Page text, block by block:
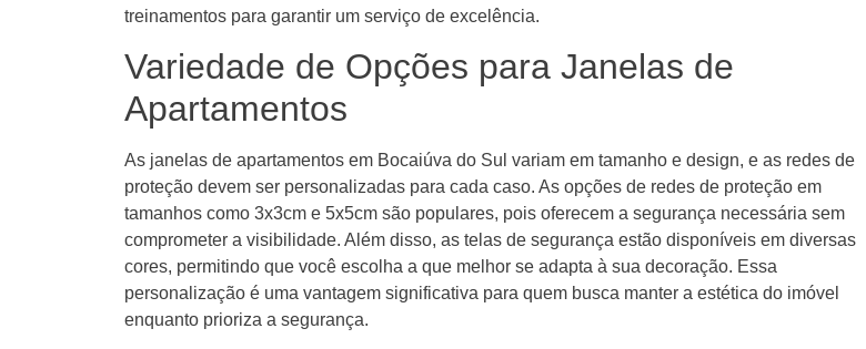
treinamentos para garantir um serviço de excelência.
Variedade de Opções para Janelas de
Apartamentos
As janelas de apartamentos em Bocaiúva do Sul variam em tamanho e design, e as redes de
proteção devem ser personalizadas para cada caso. As opções de redes de proteção em
tamanhos como 3x3cm e 5x5cm são populares, pois oferecem a segurança necessária sem
comprometer a visibilidade. Além disso, as telas de segurança estão disponíveis em diversas
cores, permitindo que você escolha a que melhor se adapta à sua decoração. Essa
personalização é uma vantagem significativa para quem busca manter a estética do imóvel
enquanto prioriza a segurança.